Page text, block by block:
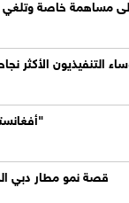
إلى مساهمة خاصة
التنفيذيون الأكثر
أفغانستان: "سعودية الليثيوم"
قصة نمو مطار دبي